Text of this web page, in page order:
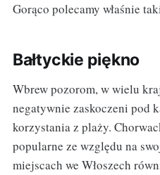
Gorąco polecamy właśnie
Bałtyckie piękno
Wbrew pozorom, w wielu
negatywnie zaskoczeni pod
korzystania z plaży.
popularne ze względu na
miejscach we Włoszech